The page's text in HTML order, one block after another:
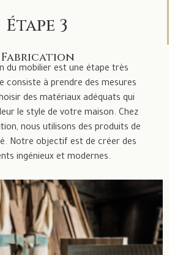
Étape 3
Fabrication
du mobilier est une étape très
consiste à prendre des mesures
des matériaux adéquats qui
le style de votre maison. Chez
nous utilisons des produits de
Notre objectif est de créer des
ingénieux et modernes.